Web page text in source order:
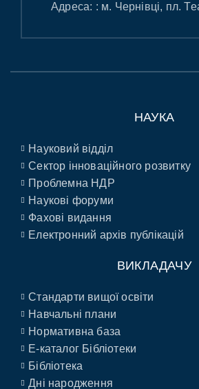
Адреса: : м. Чернівці, пл.
НАУКА
Науковий відділ
Сектор інноваційного розвитку
Проблемна НДР
Наукові форуми
Фахові видання
Електронний архів публікацій
ВИКЛАДАЧУ
Стандарти вищої освіти
Навчальні плани
Нормативна база
E-каталог Бібліотеки
Бібліотека
Дні народження